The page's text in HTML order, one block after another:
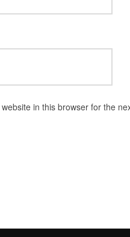
in this browser for the